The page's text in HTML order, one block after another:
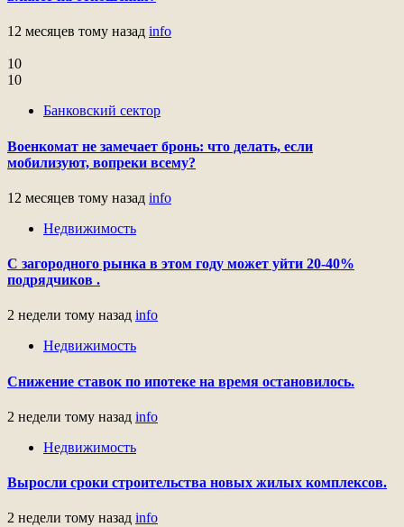
12 месяцев тому назад info
10
10
Банковский сектор
Военкомат не замечает бронь: что делать, если
мобилизуют, вопреки всему?
12 месяцев тому назад info
Недвижимость
С загородного рынка в этом году может уйти 20-40%
подрядчиков .
2 недели тому назад info
Недвижимость
Снижение ставок по ипотеке на время остановилось.
2 недели тому назад info
Недвижимость
Выросли сроки строительства новых жилых комплексов.
2 недели тому назад info